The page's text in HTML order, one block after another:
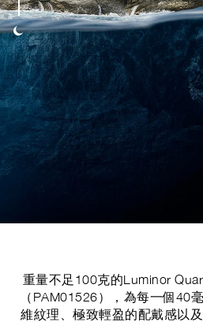
重量不足100克的Luminor
（PAM01526），為每一個40
維紋理、極致輕盈的配戴感以